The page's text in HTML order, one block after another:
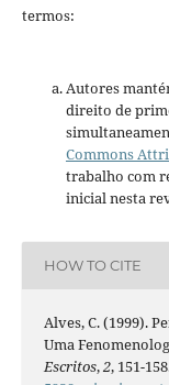
termos:
Autores
direito de
Commons
trabalho com
inicial nesta
HOW TO CITE
Alves, C. (1999).
Uma
Escritos,2, 151-